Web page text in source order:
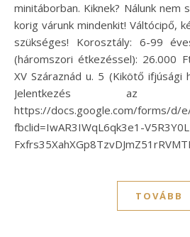
minitáborban. Kiknek? Nálunk
korig várunk mindenkit! Váltócipő,
szükséges! Korosztály: 6-99
(háromszori étkezéssel): 26.000
XV Száraznád u. 5 (Kikötő ifjúsági
Jelentkezés az
https://docs.google.com/forms/d/e/
fbclid=IwAR3IWqL6qk3e1-
TOVÁBB